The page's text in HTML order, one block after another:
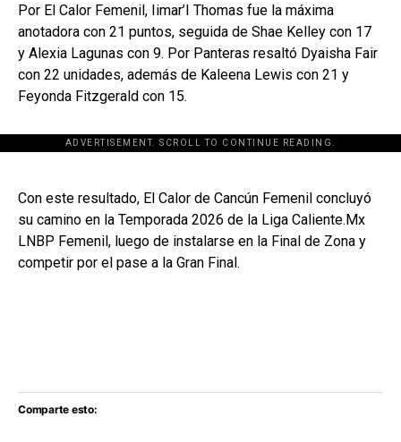
Por El Calor Femenil, Iimar’I Thomas fue la máxima
anotadora con 21 puntos, seguida de Shae Kelley con 17
y Alexia Lagunas con 9. Por Panteras resaltó Dyaisha Fair
con 22 unidades, además de Kaleena Lewis con 21 y
Feyonda Fitzgerald con 15.
ADVERTISEMENT. SCROLL TO CONTINUE READING.
[adsforwp id="243463"]
Con este resultado, El Calor de Cancún Femenil concluyó
su camino en la Temporada 2026 de la Liga Caliente.Mx
LNBP Femenil, luego de instalarse en la Final de Zona y
competir por el pase a la Gran Final.
Comparte esto: